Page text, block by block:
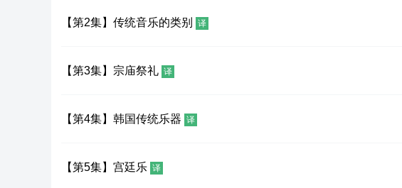
【第2集】传统音乐的类别 译
【第3集】宗庙祭礼 译
【第4集】韩国传统乐器 译
【第5集】宫廷乐 译